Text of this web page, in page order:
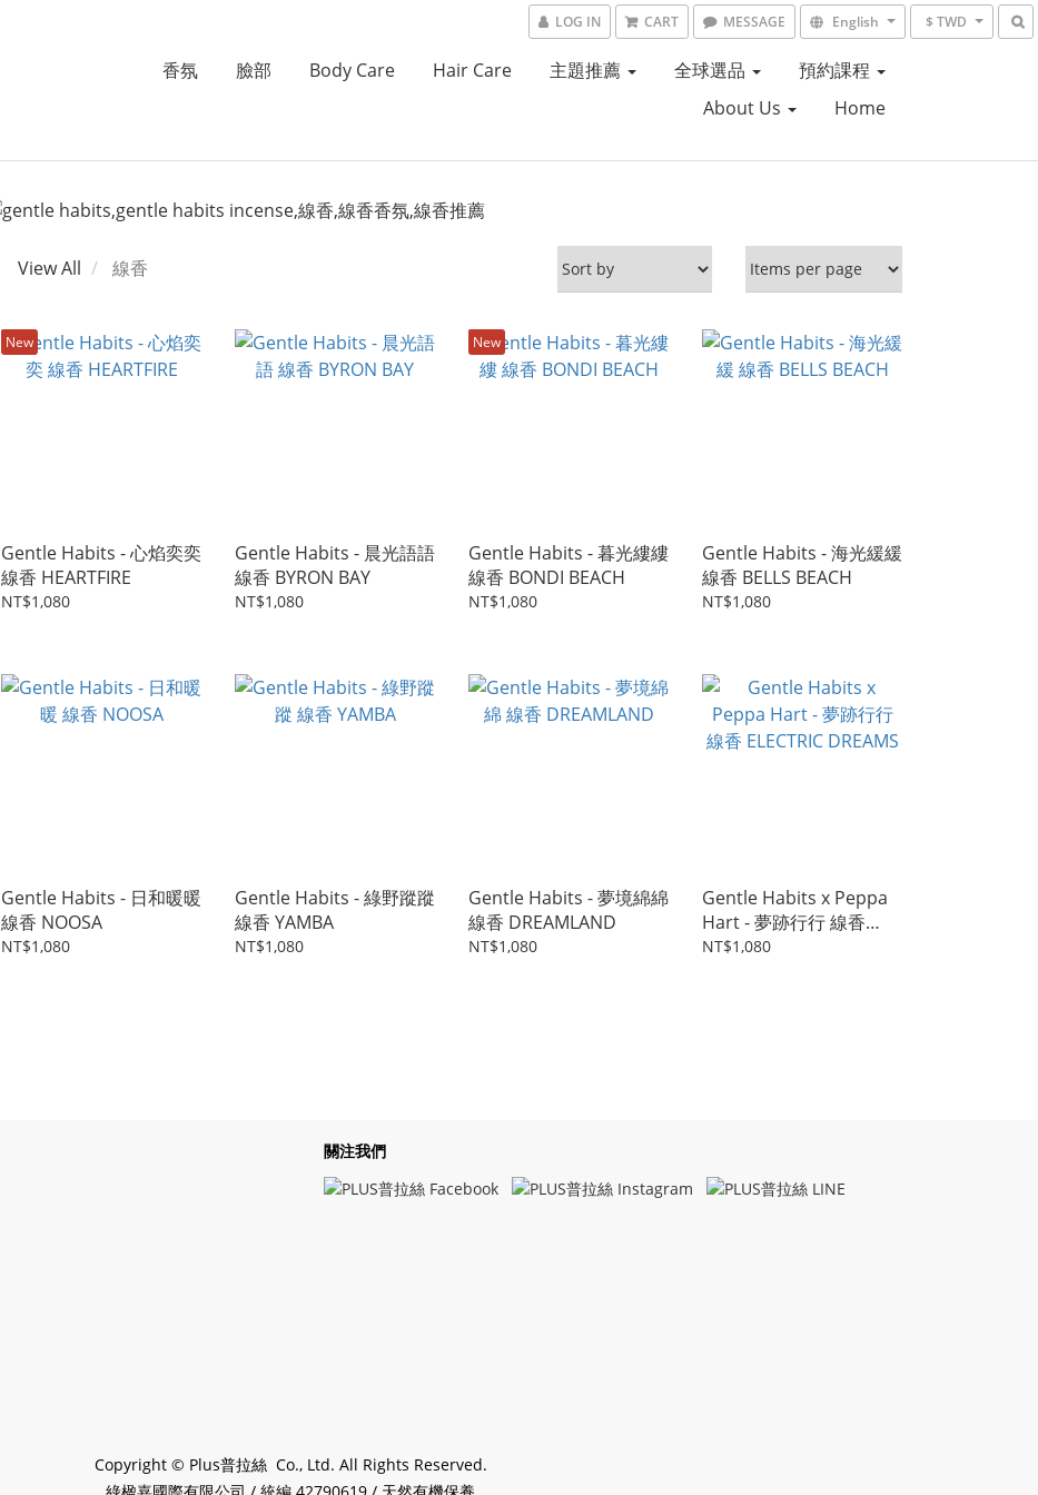
LOG IN CART MESSAGE English $ TWD
香氛 臉部 Body Care Hair Care 主題推薦 全球選品
預約課程
About Us
Home
View All 線香
New
Gentle Habits - 心焰奕奕
線香 HEARTFIRE
NT$1,080
Gentle Habits - 晨光語語
線香 BYRON BAY
NT$1,080
New
Gentle Habits - 暮光縷縷
線香 BONDI BEACH
NT$1,080
Gentle Habits - 海光緩緩
線香 BELLS BEACH
NT$1,080
Gentle Habits - 日和暖暖
線香 NOOSA
NT$1,080
Gentle Habits - 綠野蹤蹤
線香 YAMBA
NT$1,080
Gentle Habits - 夢境綿綿
線香 DREAMLAND
NT$1,080
Gentle Habits x Peppa
Hart - 夢跡行行 線香
ELECTRIC DREAMS
NT$1,080
關注我們
Copyright © Plus普拉絲 Co., Ltd. All Rights Reserved.